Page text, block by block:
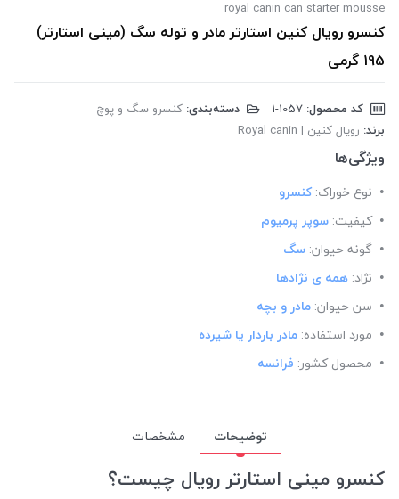
royal canin can starter mousse
کنسرو رویال کنین استارتر مادر و توله سگ (مینی استارتر)
195 گرمی
کد محصول: دسته‌بندی: کنسرو سگ و پوچ
برند: رویال کنین | Royal canin
ویژگی‌ها
نوع خوراک: کنسرو
کیفیت: سوپر پرمیوم
گونه حیوان: سگ
نژاد: همه ی نژادها
سن حیوان: مادر و بچه
مورد استفاده: مادر باردار یا شیرده
محصول کشور: فرانسه
توضیحات مشخصات
کنسرو مینی استارتر رویال چیست؟